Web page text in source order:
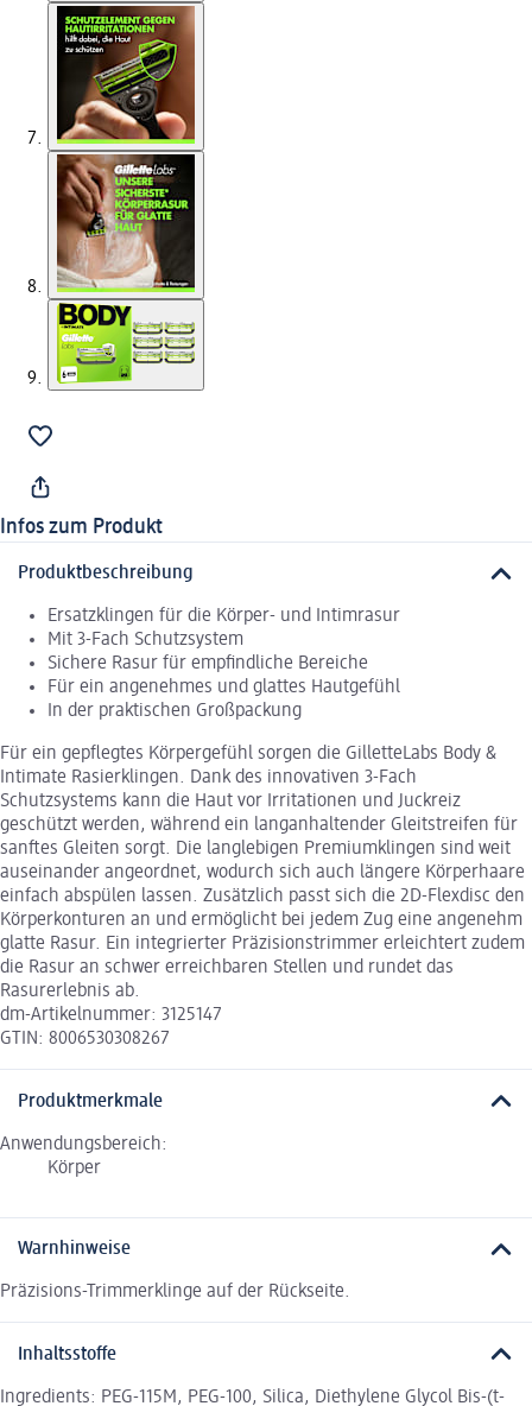
Infos zum Produkt
Produktbeschreibung
Ersatzklingen für die Körper- und Intimrasur
Mit 3-Fach Schutzsystem
Sichere Rasur für empfindliche Bereiche
Für ein angenehmes und glattes Hautgefühl
In der praktischen Großpackung
Für ein gepflegtes Körpergefühl sorgen die GilletteLabs Body &
Intimate Rasierklingen. Dank des innovativen 3-Fach
Schutzsystems kann die Haut vor Irritationen und Juckreiz
geschützt werden, während ein langanhaltender Gleitstreifen für
sanftes Gleiten sorgt. Die langlebigen Premiumklingen sind weit
auseinander angeordnet, wodurch sich auch längere Körperhaare
einfach abspülen lassen. Zusätzlich passt sich die 2D-Flexdisc den
Körperkonturen an und ermöglicht bei jedem Zug eine angenehm
glatte Rasur. Ein integrierter Präzisionstrimmer erleichtert zudem
die Rasur an schwer erreichbaren Stellen und rundet das
Rasurerlebnis ab.
dm-Artikelnummer: 3125147
GTIN: 8006530308267
Produktmerkmale
Anwendungsbereich:
Körper
Warnhinweise
Präzisions-Trimmerklinge auf der Rückseite.
Inhaltsstoffe
Ingredients: PEG-115M, PEG-100, Silica, Diethylene Glycol Bis-(t-